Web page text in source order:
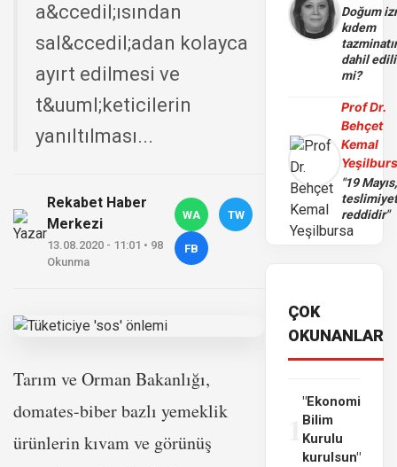
a&ccedil;ısından
sal&ccedil;adan kolayca
ayırt edilmesi ve
t&uuml;keticilerin
yanıltılması...
Rekabet Haber
Merkezi
13.08.2020 - 11:01 • 98
Okunma
WA TW
FB
Tarım ve Orman Bakanlığı,
domates-biber bazlı yemeklik
ürünlerin kıvam ve görünüş
Doğum
kıdem
dahil
mi?
Prof Dr.
Behçet
Kemal
"19 Mayıs,
reddidir"
ÇOK
OKUNANLAR
"Ekonomi
Bilim
Kurulu
kurulsun"